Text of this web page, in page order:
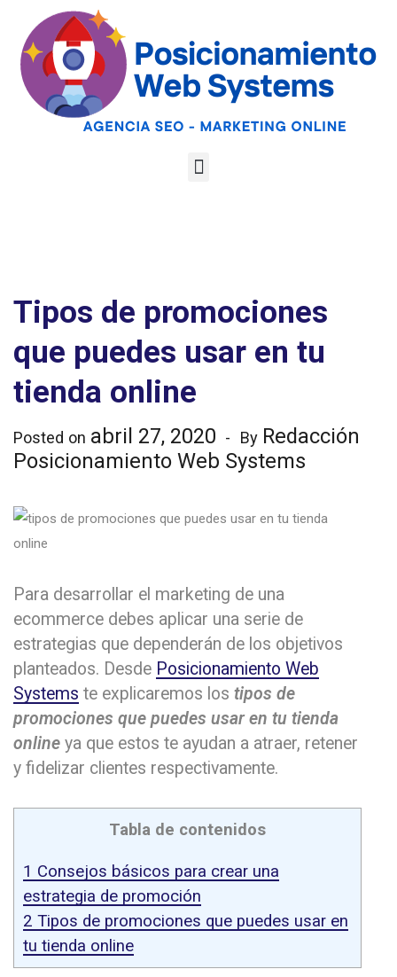
Tipos de promociones
que puedes usar en tu
tienda online
Posted on abril 27, 2020 By Redacción
Posicionamiento Web Systems
Para desarrollar el marketing de una
ecommerce debes aplicar una serie de
estrategias que dependerán de los objetivos
planteados. Desde Posicionamiento Web
Systems te explicaremos los tipos de
promociones que puedes usar en tu tienda
online ya que estos te ayudan a atraer, retener
y fidelizar clientes respectivamente.
Tabla de contenidos
1 Consejos básicos para crear una
estrategia de promoción
2 Tipos de promociones que puedes usar en
tu tienda online
Optimiza tu web
para las AI
Google
Overviews y los
LLMs
Analiza tu web gratis